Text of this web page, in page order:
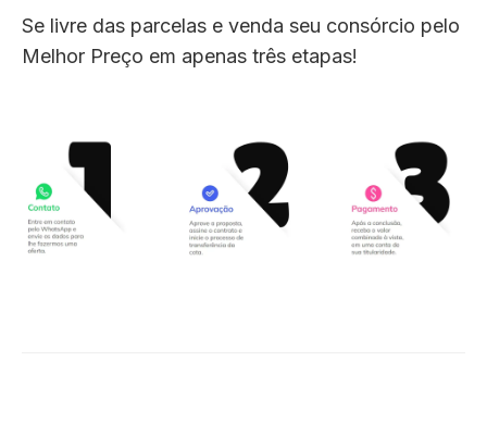
Se livre das parcelas e venda seu consórcio pelo
Melhor Preço em apenas três etapas!